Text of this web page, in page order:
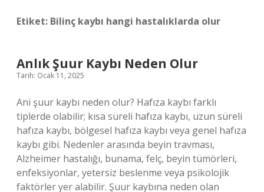
Etiket: Bilinç kaybı hangi hastalıklarda olur
Anlık Şuur Kaybı Neden Olur
Tarih: Ocak 11, 2025
Ani şuur kaybı neden olur? Hafıza kaybı farklı
tiplerde olabilir; kısa süreli hafıza kaybı, uzun süreli
hafıza kaybı, bölgesel hafıza kaybı veya genel hafıza
kaybı gibi. Nedenler arasında beyin travması,
Alzheimer hastalığı, bunama, felç, beyin tümörleri,
enfeksiyonlar, yetersiz beslenme veya psikolojik
faktörler yer alabilir. Şuur kaybına neden olan